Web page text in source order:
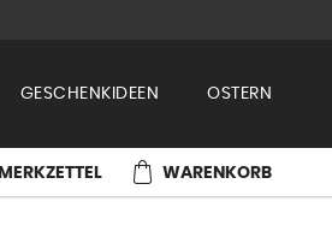
GESCHENKIDEEN OSTERN
MERKZETTEL WARENKORB